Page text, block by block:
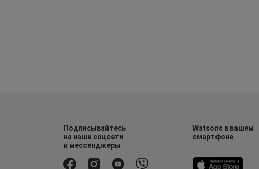
Подписывайтесь
на наши соцсети
и мессенджеры
Watsons в вашем
смартфоне